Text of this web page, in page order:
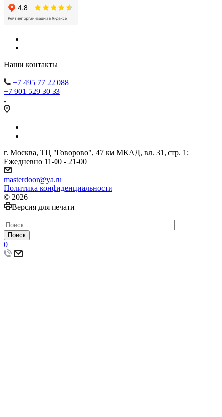
Наши контакты
+7 495 77 22 088
+7 901 529 30 33
г. Москва, ТЦ "Говорово", 47 км МКАД, вл. 31, стр. 1;
Ежедневно 11-00 - 21-00
masterdoor@ya.ru
Политика конфиденциальности
© 2026
Версия для печати
Поиск
0